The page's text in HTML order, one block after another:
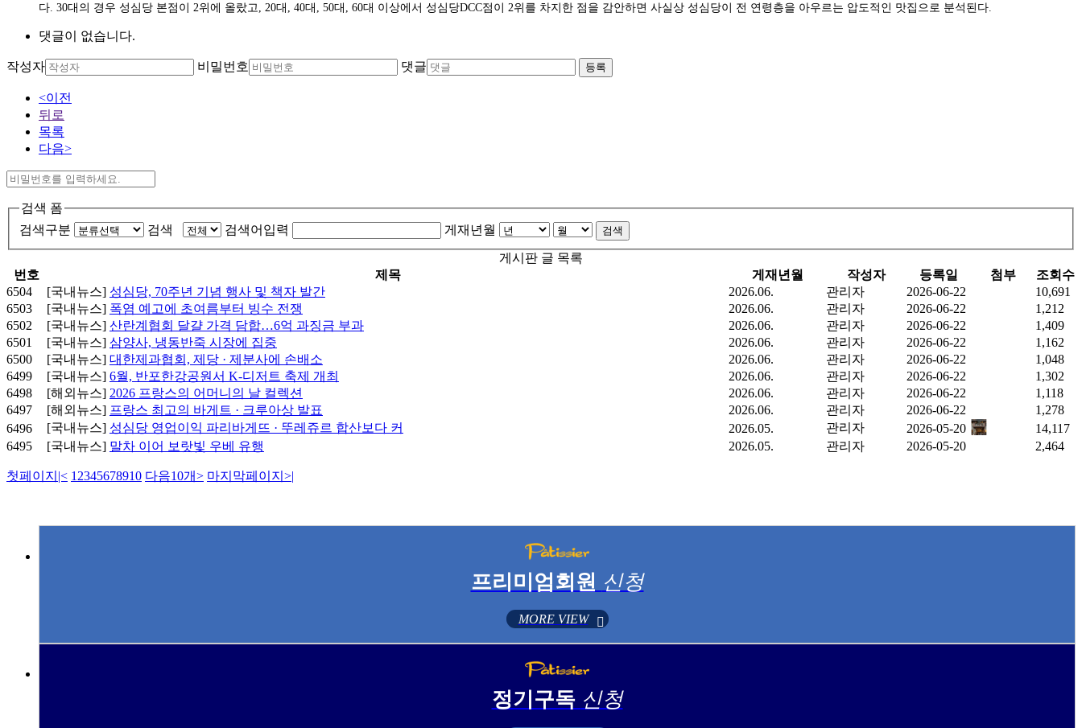
다. 30대의 경우 성심당 본점이 2위에 올랐고, 20대, 40대, 50대, 60대 이상에서 성심당DCC점이 2위를 차지한 점을 감안하면 사실상 성심당이 전 연령층을 아우르는 압도적인 맛집으로 분석된다.
댓글이 없습니다.
작성자 비밀번호 댓글 등록
<이전
뒤로
목록
다음>
검색 폼
검색구분
검색 검색어입력 게재년월 검색
게시판 글 목록
번호
제목 게재년월 작성자 등록일 첨부
조회수
6504
[국내뉴스] 성심당, 70주년 기념 행사 및 책자 발간 2026.06. 관리자 2026-06-22
10,691
6503
[국내뉴스] 폭염 예고에 초여름부터 빙수 전쟁 2026.06. 관리자 2026-06-22
1,212
6502
[국내뉴스] 산란계협회 달걀 가격 담합…6억 과징금 부과 2026.06. 관리자 2026-06-22
1,409
6501
[국내뉴스] 삼양사, 냉동반죽 시장에 집중 2026.06. 관리자 2026-06-22
1,162
6500
[국내뉴스] 대한제과협회, 제당 · 제분사에 손배소 2026.06. 관리자 2026-06-22
1,048
6499
[국내뉴스] 6월, 반포한강공원서 K-디저트 축제 개최 2026.06. 관리자 2026-06-22
1,302
6498
[해외뉴스] 2026 프랑스의 어머니의 날 컬렉션 2026.06. 관리자 2026-06-22
1,118
6497
[해외뉴스] 프랑스 최고의 바게트 · 크루아상 발표 2026.06. 관리자 2026-06-22
1,278
6496
[국내뉴스] 성심당 영업이익 파리바게뜨 · 뚜레쥬르 합산보다 커 2026.05. 관리자 2026-05-20
14,117
6495
[국내뉴스] 말차 이어 보랏빛 우베 유행 2026.05. 관리자 2026-05-20 2,464
첫페이지 |< 1 2345678910 다음10개> 마지막페이지 >|
프리미엄회원 신청
MORE VIEW
정기구독 신청